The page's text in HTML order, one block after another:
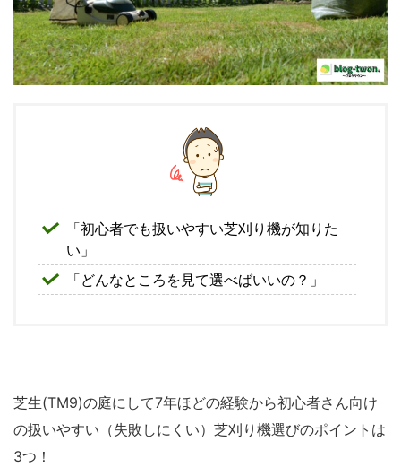
「初心者でも扱いやすい芝刈り機が知りた
い」
「どんなところを見て選べばいいの？」
芝生(TM9)の庭にして7年ほどの経験から初心者さん向け
の扱いやすい（失敗しにくい）芝刈り機選びのポイントは
3つ！